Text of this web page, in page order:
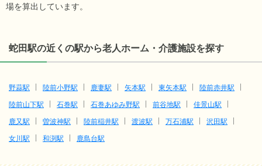
場を算出しています。
蛇田駅の近くの駅から老人ホーム・介護施設を探す
野蒜駅 陸前小野駅 鹿妻駅 矢本駅 東矢本駅
陸前赤井駅
陸前山下駅
石巻駅 石巻あゆみ野駅 前谷地駅
佳景山駅
鹿又駅
曽波神駅 陸前稲井駅 渡波駅 万石浦駅
沢田駅
女川駅
和渕駅 鹿島台駅